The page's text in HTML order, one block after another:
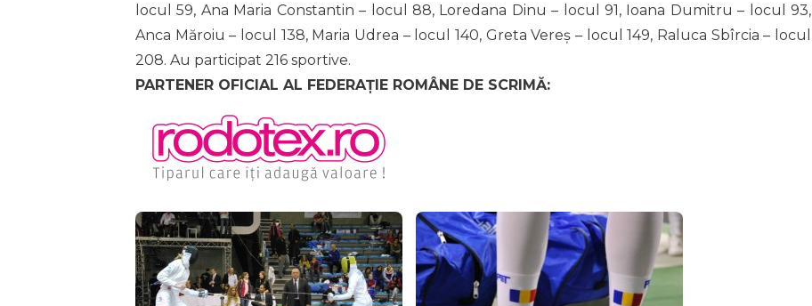
locul 59, Ana Maria Constantin – locul 88, Loredana Dinu – locul 91, Ioana Dumitru – locul 93,
Anca Măroiu – locul 138, Maria Udrea – locul 140, Greta Vereș – locul 149, Raluca Sbîrcia – locul
208. Au participat 216 sportive.
PARTENER OFICIAL AL FEDERAȚIE ROMÂNE DE SCRIMĂ: